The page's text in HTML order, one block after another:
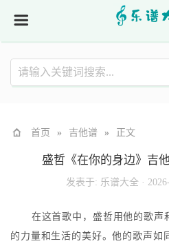
首页 » 吉他谱 » 正文
盛哲《在你的身边》吉
发表于: 乐谱大全 ·
在这首歌中，盛哲用他的歌声
的力量和生活的美好。他的歌声如